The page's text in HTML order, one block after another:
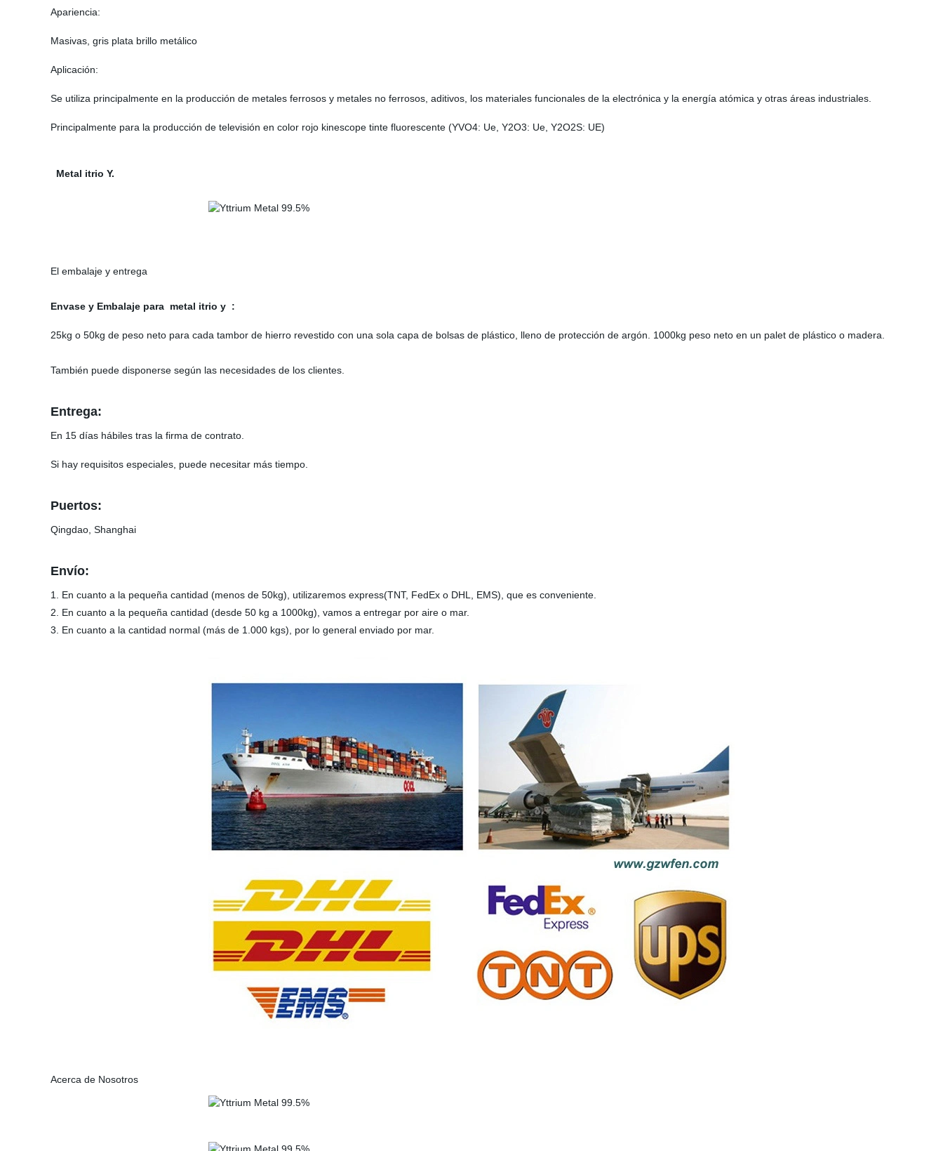
Apariencia:
Masivas, gris plata brillo metálico
Aplicación:
Se utiliza principalmente en la producción de metales ferrosos y metales no ferrosos, aditivos, los materiales funcionales de la electrónica y la energía atómica y otras áreas industriales.
Principalmente para la producción de televisión en color rojo kinescope tinte fluorescente (YVO4: Ue, Y2O3: Ue, Y2O2S: UE)
Metal itrio Y.
El embalaje y entrega
Envase y Embalaje para metal itrio y :
25kg o 50kg de peso neto para cada tambor de hierro revestido con una sola capa de bolsas de plástico, lleno de protección de argón. 1000kg peso neto en un palet de plástico o madera.
También puede disponerse según las necesidades de los clientes.
Entrega:
En 15 días hábiles tras la firma de contrato.
Si hay requisitos especiales, puede necesitar más tiempo.
Puertos:
Qingdao, Shanghai
Envío:
1. En cuanto a la pequeña cantidad (menos de 50kg), utilizaremos express(TNT, FedEx o DHL, EMS), que es conveniente.
2. En cuanto a la pequeña cantidad (desde 50 kg a 1000kg), vamos a entregar por aire o mar.
3. En cuanto a la cantidad normal (más de 1.000 kgs), por lo general enviado por mar.
Acerca de Nosotros